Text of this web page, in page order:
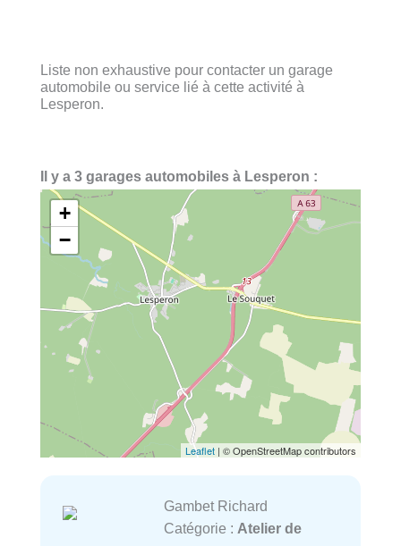
Liste non exhaustive pour contacter un garage
automobile ou service lié à cette activité à
Lesperon.
Il y a 3 garages automobiles à Lesperon :
+
−
Leaflet | © OpenStreetMap contributors
Gambet Richard
Catégorie : Atelier de